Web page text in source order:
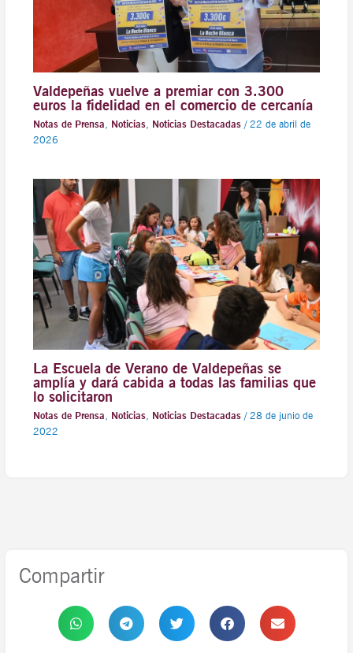
Valdepeñas vuelve a premiar con 3.300
euros la fidelidad en el comercio de cercanía
Notas de Prensa, Noticias, Noticias Destacadas/ 22 de abril de
2026
La Escuela de Verano de Valdepeñas se
amplía y dará cabida a todas las familias que
lo solicitaron
Notas de Prensa, Noticias, Noticias Destacadas/ 28 de junio de
2022
Compartir